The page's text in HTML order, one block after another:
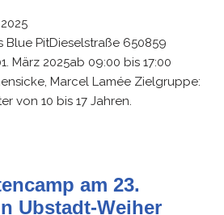
Blue PitDieselstraße 650859
März 2025ab 09:00 bis 17:00
Marcel Lamée Zielgruppe:
von 10 bis 17 Jahren.
am 23.
Ubstadt-Weiher